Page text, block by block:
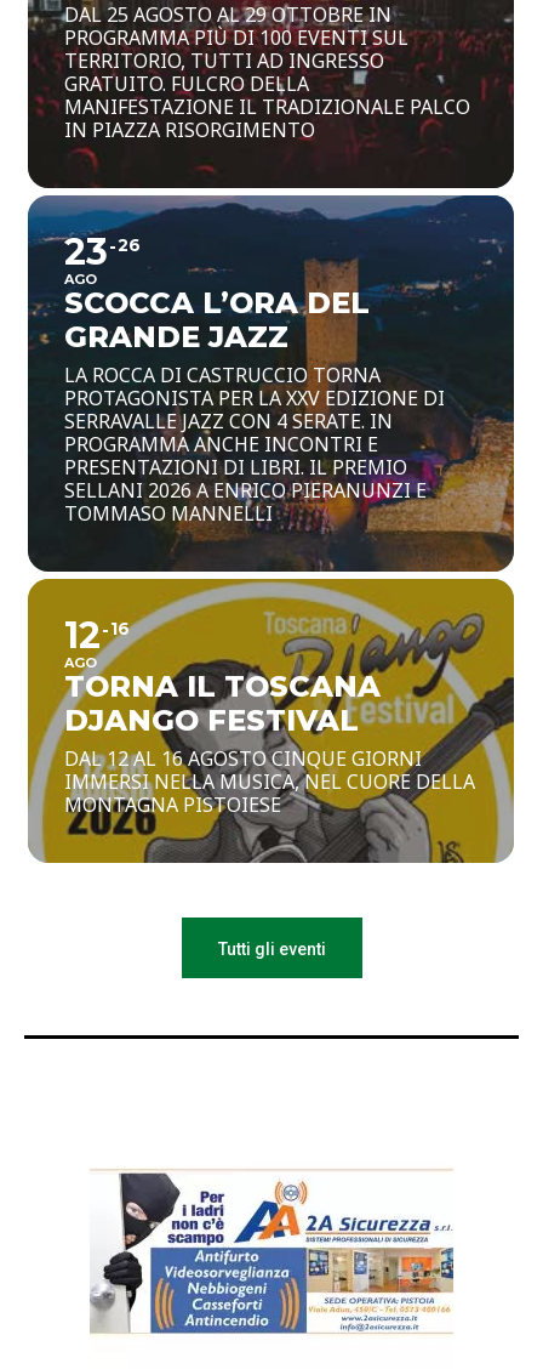
DAL 25 AGOSTO AL 29 OTTOBRE IN
PROGRAMMA PIÙ DI 100 EVENTI SUL
TERRITORIO, TUTTI AD INGRESSO
GRATUITO. FULCRO DELLA
MANIFESTAZIONE IL TRADIZIONALE PALCO
IN PIAZZA RISORGIMENTO
23
AGO
26
SCOCCA L’ORA DEL
GRANDE JAZZ
LA ROCCA DI CASTRUCCIO TORNA
PROTAGONISTA PER LA XXV EDIZIONE DI
SERRAVALLE JAZZ CON 4 SERATE. IN
PROGRAMMA ANCHE INCONTRI E
PRESENTAZIONI DI LIBRI. IL PREMIO
SELLANI 2026 A ENRICO PIERANUNZI E
TOMMASO MANNELLI
12
AGO
16
TORNA IL TOSCANA
DJANGO FESTIVAL
DAL 12 AL 16 AGOSTO CINQUE GIORNI
IMMERSI NELLA MUSICA, NEL CUORE DELLA
MONTAGNA PISTOIESE
Tutti gli eventi